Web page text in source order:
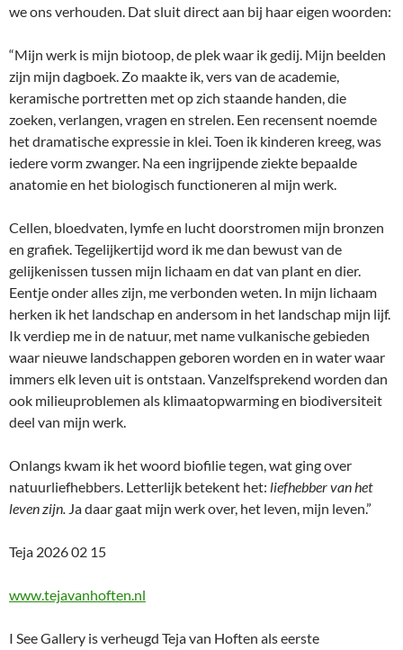
we ons verhouden. Dat sluit direct aan bij haar eigen woorden:
“Mijn werk is mijn biotoop, de plek waar ik gedij. Mijn beelden
zijn mijn dagboek. Zo maakte ik, vers van de academie,
keramische portretten met op zich staande handen, die
zoeken, verlangen, vragen en strelen. Een recensent noemde
het dramatische expressie in klei. Toen ik kinderen kreeg, was
iedere vorm zwanger. Na een ingrijpende ziekte bepaalde
anatomie en het biologisch functioneren al mijn werk.
Cellen, bloedvaten, lymfe en lucht doorstromen mijn bronzen
en grafiek. Tegelijkertijd word ik me dan bewust van de
gelijkenissen tussen mijn lichaam en dat van plant en dier.
Eentje onder alles zijn, me verbonden weten. In mijn lichaam
herken ik het landschap en andersom in het landschap mijn lijf.
Ik verdiep me in de natuur, met name vulkanische gebieden
waar nieuwe landschappen geboren worden en in water waar
immers elk leven uit is ontstaan. Vanzelfsprekend worden dan
ook milieuproblemen als klimaatopwarming en biodiversiteit
deel van mijn werk.
Onlangs kwam ik het woord biofilie tegen, wat ging over
natuurliefhebbers. Letterlijk betekent het: liefhebber van het
leven zijn. Ja daar gaat mijn werk over, het leven, mijn leven.”
Teja 2026 02 15
www.tejavanhoften.nl
I See Gallery is verheugd Teja van Hoften als eerste